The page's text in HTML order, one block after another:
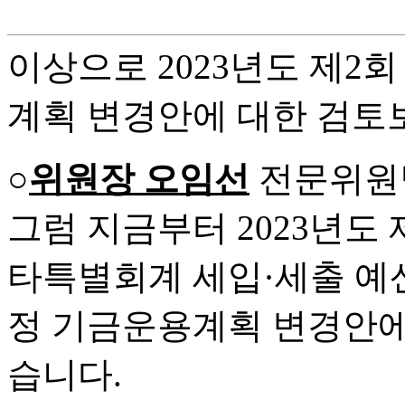
이상으로 2023년도 제2
계획 변경안에 대한 검토
○위원장 오임선 전문위
그럼 지금부터 2023년도
타특별회계 세입·세출
정 기금운용계획 변경안
습니다.